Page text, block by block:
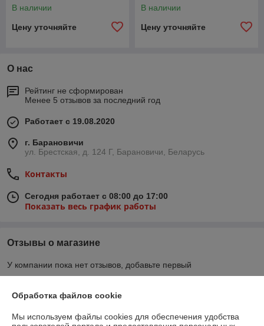
В наличии
Цену уточняйте
В наличии
Цену уточняйте
О нас
Рейтинг не сформирован
Менее 5 отзывов за последний год
Работает с 19.08.2020
г. Барановичи
ул. Брестская, д. 124 Г, Барановичи, Беларусь
Контакты
Сегодня работает с 08:00 до 17:00
Показать весь график работы
Отзывы о магазине
У компании пока нет отзывов, добавьте первый
О нас
Обработка файлов cookie
Мы используем файлы cookies для обеспечения удобства